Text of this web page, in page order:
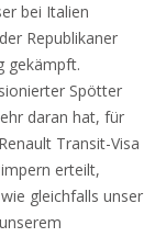
bei Italien
Republikaner
gekämpft.
Spötter
daran hat, für
Transit-Visa
erteilt,
gleichfalls unser